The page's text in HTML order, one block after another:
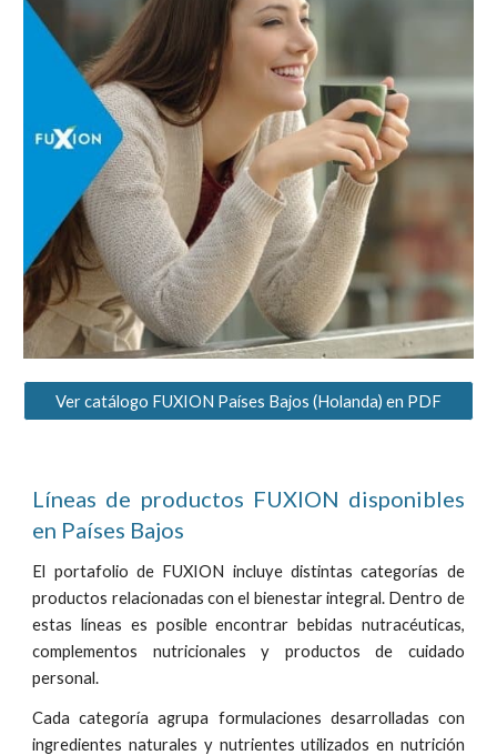
Ver catálogo FUXION Países Bajos (Holanda) en PDF
Líneas de productos FUXION disponibles
en Países Bajos
El portafolio de FUXION incluye distintas categorías de
productos relacionadas con el bienestar integral. Dentro de
estas líneas es posible encontrar bebidas nutracéuticas,
complementos nutricionales y productos de cuidado
personal.
Cada categoría agrupa formulaciones desarrolladas con
ingredientes naturales y nutrientes utilizados en nutrición